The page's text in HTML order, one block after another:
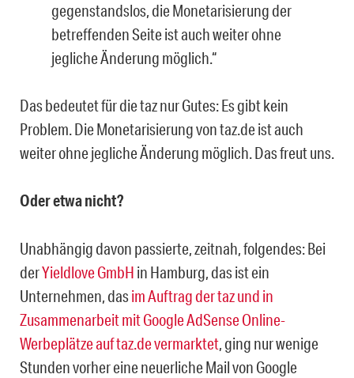
gegenstandslos, die Monetarisierung der
betreffenden Seite ist auch weiter ohne
jegliche Änderung möglich.“
Das bedeutet für die taz nur Gutes: Es gibt kein
Problem. Die Monetarisierung von taz.de ist auch
weiter ohne jegliche Änderung möglich. Das freut uns.
Oder etwa nicht?
Unabhängig davon passierte, zeitnah, folgendes: Bei
derYieldlove GmbH in Hamburg, das ist ein
Unternehmen, dasim Auftrag der taz und in
Zusammenarbeit mit Google AdSense Online-
Werbeplätze auf taz.de vermarktet, ging nur wenige
Stunden vorher eine neuerliche Mail von Google